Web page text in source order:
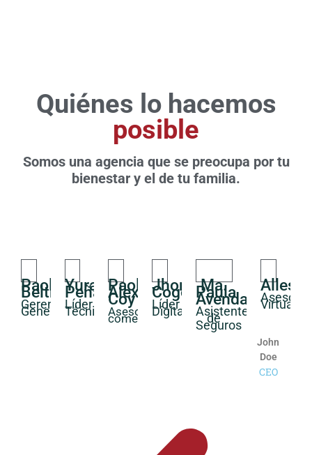
Quiénes lo hacemos
posible
Somos una agencia que se preocupa por tu
bienestar y el de tu familia.
Paola
Beltran
Gerente
General
Yurany
Peña
Líder
Técnica
Paola
Alexandra
Coy
Asesora
comercial
Jhony
Cogollo
Líder
Digital
Ma.
Paula
Avendaño
Asistente
de
Seguros
Asesor
Virtual
John
Doe
CEO